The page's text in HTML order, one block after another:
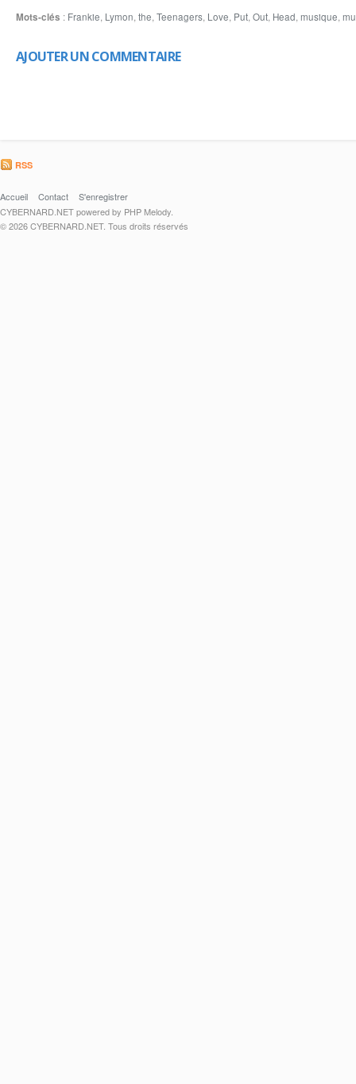
Mots-clés : Frankie, Lymon, the, Teenagers, Love, Put, Out, Head, musique,
AJOUTER UN COMMENTAIRE
RSS
Accueil Contact
S'enregistrer
CYBERNARD.NET powered by PHP Melody.
© 2026 CYBERNARD.NET. Tous droits réservés